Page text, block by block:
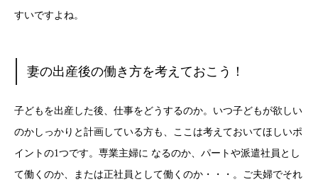
すいですよね。
妻の出産後の働き方を考えておこう！
子どもを出産した後、仕事をどうするのか。いつ子どもが欲しい
のかしっかりと計画している方も、ここは考えておいてほしいポ
イントの1つです。専業主婦に なるのか、パートや派遣社員とし
て働くのか、または正社員として働くのか・・・。ご夫婦でそれ